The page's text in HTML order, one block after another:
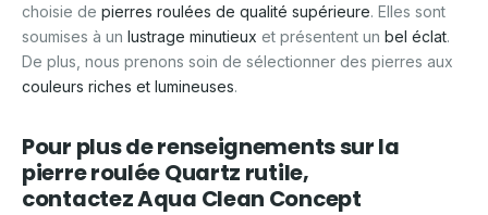
choisie de pierres roulées de qualité supérieure. Elles sont
soumises à un lustrage minutieux et présentent un bel éclat.
De plus, nous prenons soin de sélectionner des pierres aux
couleurs riches et lumineuses.
Pour plus de renseignements sur la
pierre roulée Quartz rutile,
contactezAqua Clean Concept